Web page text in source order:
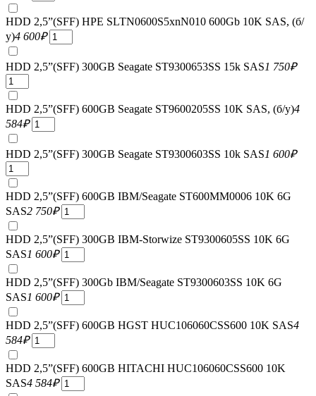
HDD 2,5”(SFF) HPE SLTN0600S5xnN010 600Gb 10K SAS, (б/
у)4 600₽
HDD 2,5”(SFF) 300GB Seagate ST9300653SS 15k SAS1 750₽
HDD 2,5”(SFF) 600GB Seagate ST9600205SS 10K SAS, (б/у)4
584₽
HDD 2,5”(SFF) 300GB Seagate ST9300603SS 10k SAS1 600₽
HDD 2,5”(SFF) 600GB IBM/Seagate ST600MM0006 10K 6G
SAS2 750₽
HDD 2,5”(SFF) 300GB IBM-Storwize ST9300605SS 10K 6G
SAS1 600₽
HDD 2,5”(SFF) 300Gb IBM/Seagate ST9300603SS 10K 6G
SAS1 600₽
HDD 2,5”(SFF) 600GB HGST HUC106060CSS600 10K SAS4
584₽
HDD 2,5”(SFF) 600GB HITACHI HUC106060CSS600 10K
SAS4 584₽